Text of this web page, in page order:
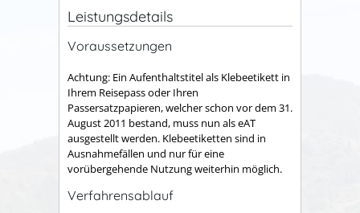
Leistungsdetails
Voraussetzungen
Achtung: Ein Aufenthaltstitel als Klebeetikett in
Ihrem Reisepass oder Ihren
Passersatzpapieren, welcher schon vor dem 31.
August 2011 bestand, muss nun als eAT
ausgestellt werden. Klebeetiketten sind in
Ausnahmefällen und nur für eine
vorübergehende Nutzung weiterhin möglich.
Verfahrensablauf